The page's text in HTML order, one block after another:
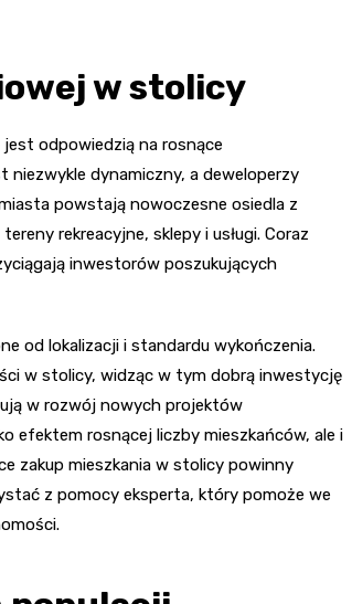
w stolicy
odpowiedzią na rosnące
dynamiczny, a deweloperzy
powstają nowoczesne osiedla z
rekreacyjne, sklepy i usługi. Coraz
inwestorów poszukujących
od lokalizacji i standardu wykończenia.
w stolicy, widząc w tym dobrą inwestycję
w rozwój nowych projektów
efektem rosnącej liczby mieszkańców, ale i
zakup mieszkania w stolicy powinny
z pomocy eksperta, który pomoże we